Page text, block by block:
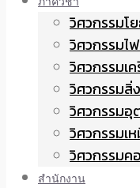
วิศวกรรมโ
วิศวกรรมไ
วิศวกรรมเ
วิศวกรรมสิ่
วิศวกรรมอุ
วิศวกรรมเ
วิศวกรรมค
สำนักงาน